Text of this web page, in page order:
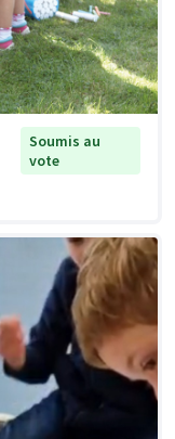
Soumis au
vote